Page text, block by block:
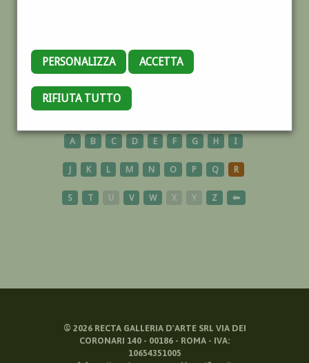
PERSONALIZZA ACCETTA
RIFIUTA TUTTO
BRINDISI
A B C D E F G H I
J K L M N O P Q R
S T U V W X Y Z ⬅
© 2026RECTA GALLERIA D'ARTE SRL VIA DEI
CORONARI 140 - 00186 - ROMA - IVA:
10654351005